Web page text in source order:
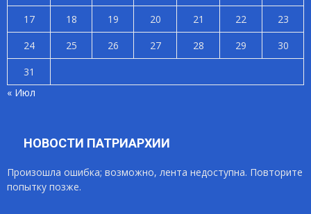
17
18 19 20 21 22
23
24
25 26 27 28 29
30
31
« Июл
НОВОСТИ ПАТРИАРХИИ
Произошла ошибка; возможно, лента недоступна. Повторите
попытку позже.